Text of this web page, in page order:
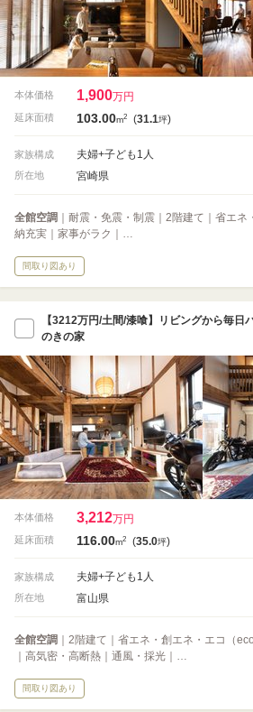
本体価格 1,900万円
延床面積 103.00m2 (31.1坪)
家族構成 夫婦+子ども1人
所在地 宮崎県
全館空調 ｜耐震・免震・制震｜2階建て｜省エ
納充実｜家事がラク｜…
間取り図あり
【3212万円/土間/漆喰】リビングから毎日
のきの家
本体価格 3,212万円
延床面積 116.00m2 (35.0坪)
家族構成 夫婦+子ども1人
所在地 富山県
全館空調 ｜2階建て｜省エネ・創エネ・エコ（
｜高気密・高断熱｜通風・採光｜…
間取り図あり